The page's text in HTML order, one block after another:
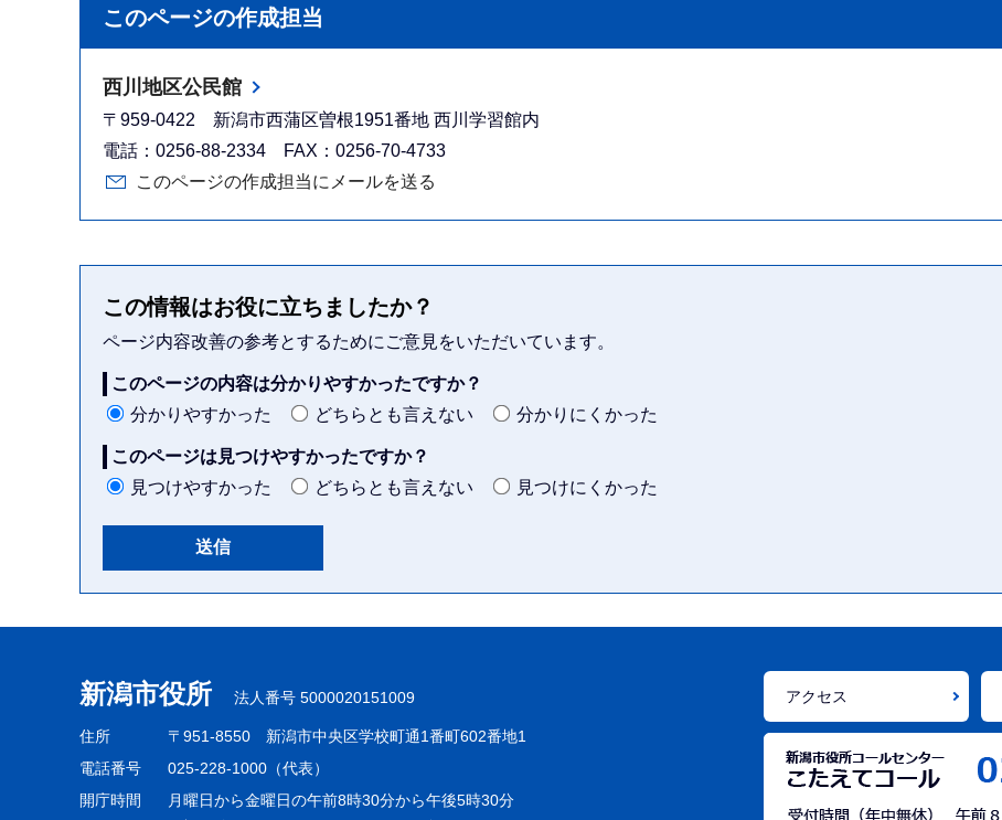
このページの作成担当
西川地区公民館
〒959-0422 新潟市西蒲区曽根1951番地 西川学習館内
電話：0256-88-2334 FAX：0256-70-4733
このページの作成担当にメールを送る
この情報はお役に立ちましたか？
ページ内容改善の参考とするためにご意見をいただいています。
このページの内容は分かりやすかったですか？
分かりやすかった
どちらとも言えない 分かりにくかった
このページは見つけやすかったですか？
見つけやすかった
どちらとも言えない 見つけにくかった
こ
ま
で
新潟市役所 法人番号 5000020151009
住所 〒951-8550 新潟市中央区学校町通1番町602番地1
電話番号
025-228-1000（代表）
開庁時間
月曜日から金曜日の午前8時30分から午後5時30分
アクセス